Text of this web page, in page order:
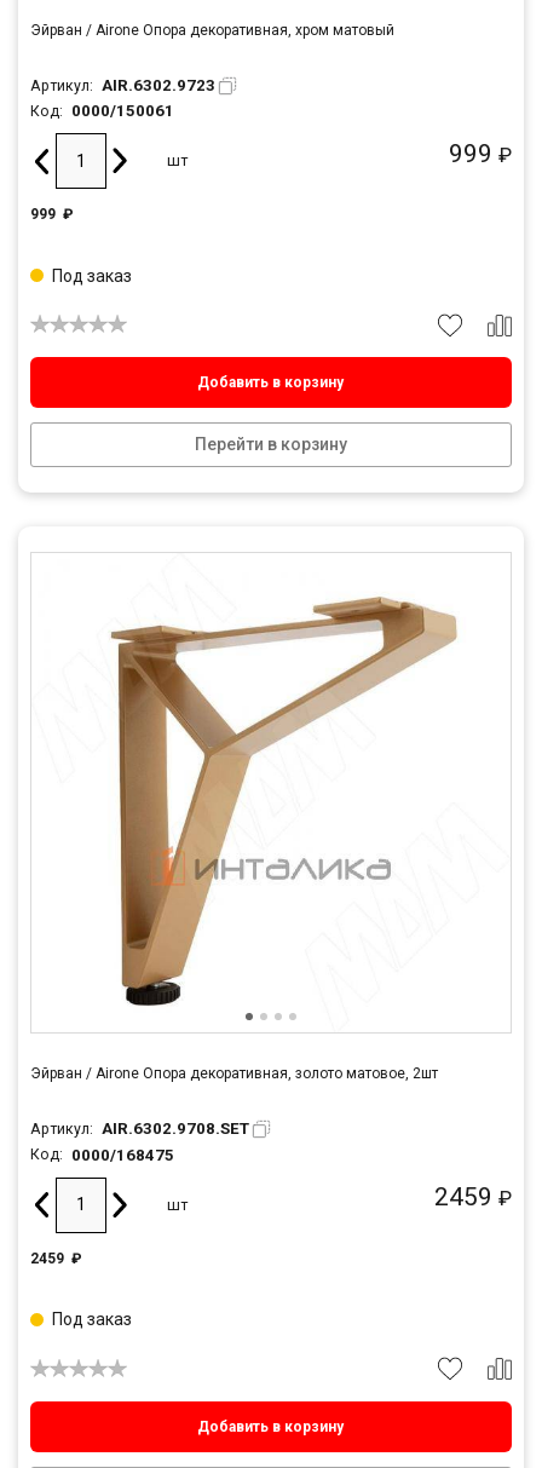
Эйрван / Airone Опора декоративная, хром матовый
Артикул: AIR.6302.9723
Код: 0000/150061
999 ₽
шт
999 ₽
Добавить в корзину
Перейти в корзину
Под заказ
Эйрван / Airone Опора декоративная, золото матовое, 2шт
Артикул: AIR.6302.9708.SET
Код: 0000/168475
2459 ₽
шт
2459 ₽
Добавить в корзину
Под заказ